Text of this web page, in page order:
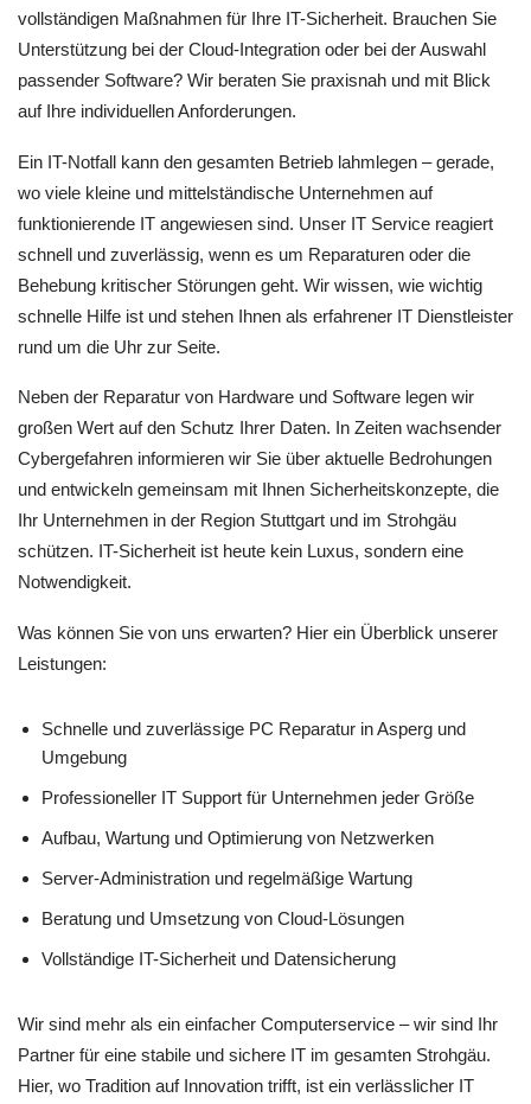
vollständigen Maßnahmen für Ihre IT-Sicherheit. Brauchen Sie
Unterstützung bei der Cloud-Integration oder bei der Auswahl
passender Software? Wir beraten Sie praxisnah und mit Blick
auf Ihre individuellen Anforderungen.
Ein IT-Notfall kann den gesamten Betrieb lahmlegen – gerade,
wo viele kleine und mittelständische Unternehmen auf
funktionierende IT angewiesen sind. Unser IT Service reagiert
schnell und zuverlässig, wenn es um Reparaturen oder die
Behebung kritischer Störungen geht. Wir wissen, wie wichtig
schnelle Hilfe ist und stehen Ihnen als erfahrener IT Dienstleister
rund um die Uhr zur Seite.
Neben der Reparatur von Hardware und Software legen wir
großen Wert auf den Schutz Ihrer Daten. In Zeiten wachsender
Cybergefahren informieren wir Sie über aktuelle Bedrohungen
und entwickeln gemeinsam mit Ihnen Sicherheitskonzepte, die
Ihr Unternehmen in der Region Stuttgart und im Strohgäu
schützen. IT-Sicherheit ist heute kein Luxus, sondern eine
Notwendigkeit.
Was können Sie von uns erwarten? Hier ein Überblick unserer
Leistungen:
Schnelle und zuverlässige PC Reparatur in Asperg und
Umgebung
Professioneller IT Support für Unternehmen jeder Größe
Aufbau, Wartung und Optimierung von Netzwerken
Server-Administration und regelmäßige Wartung
Beratung und Umsetzung von Cloud-Lösungen
Vollständige IT-Sicherheit und Datensicherung
Wir sind mehr als ein einfacher Computerservice – wir sind Ihr
Partner für eine stabile und sichere IT im gesamten Strohgäu.
Hier, wo Tradition auf Innovation trifft, ist ein verlässlicher IT